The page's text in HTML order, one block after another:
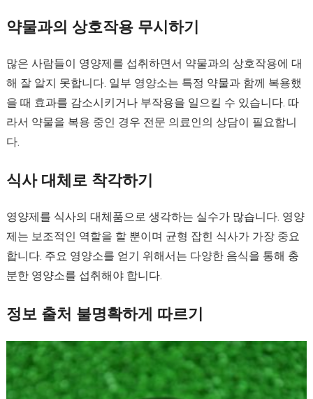
약물과의 상호작용 무시하기
많은 사람들이 영양제를 섭취하면서 약물과의 상호작용에 대
해 잘 알지 못합니다. 일부 영양소는 특정 약물과 함께 복용했
을 때 효과를 감소시키거나 부작용을 일으킬 수 있습니다. 따
라서 약물을 복용 중인 경우 전문 의료인의 상담이 필요합니
다.
식사 대체로 착각하기
영양제를 식사의 대체품으로 생각하는 실수가 많습니다. 영양
제는 보조적인 역할을 할 뿐이며 균형 잡힌 식사가 가장 중요
합니다. 주요 영양소를 얻기 위해서는 다양한 음식을 통해 충
분한 영양소를 섭취해야 합니다.
정보 출처 불명확하게 따르기